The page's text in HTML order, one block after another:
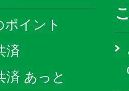
ポイント
済
済 あっと